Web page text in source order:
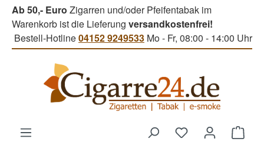
Zum Hauptinhalt springen
Ab 50,- Euro Zigarren und/oder Pfeifentabak im
Warenkorb ist die Lieferung versandkostenfrei!
Bestell-Hotline04152 9249533 Mo - Fr, 08:00 - 14:00 Uhr
Du hast 0